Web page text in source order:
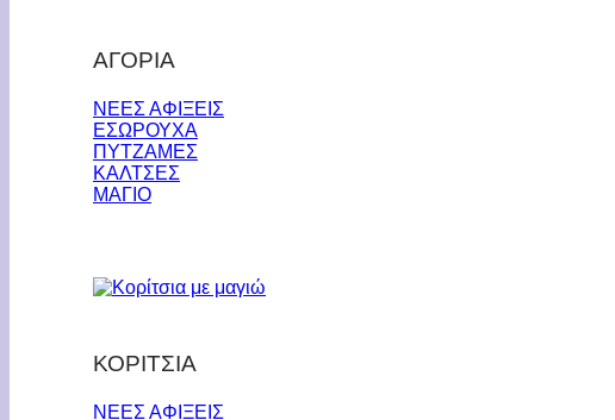
ΑΓΟΡΙΑ
ΝΕΕΣ ΑΦΙΞΕΙΣ
ΕΣΩΡΟΥΧΑ
ΠΥΤΖΑΜΕΣ
ΚΑΛΤΣΕΣ
ΜΑΓΙΟ
ΚΟΡΙΤΣΙΑ
ΝΕΕΣ ΑΦΙΞΕΙΣ